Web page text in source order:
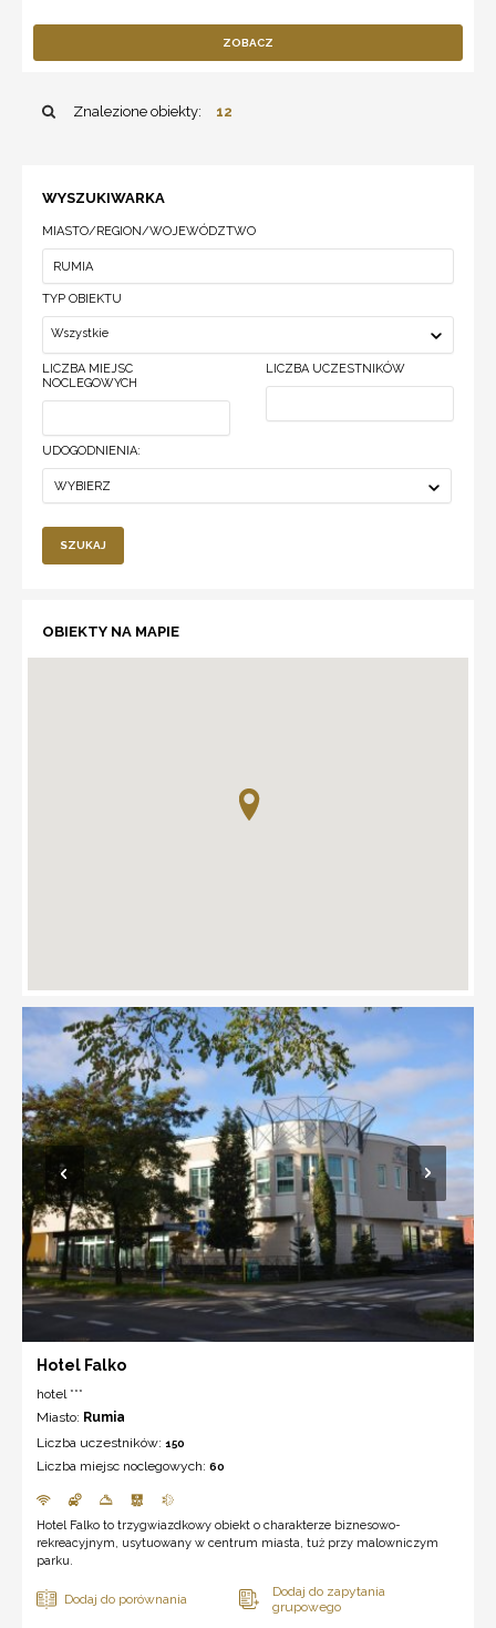
ZOBACZ
Znalezione obiekty: 12
WYSZUKIWARKA
MIASTO/REGION/WOJEWÓDZTWO
TYP OBIEKTU
Wszystkie
LICZBA MIEJSC
NOCLEGOWYCH
LICZBA UCZESTNIKÓW
UDOGODNIENIA:
WYBIERZ
SZUKAJ
OBIEKTY NA MAPIE
Hotel Falko
hotel ***
Miasto: Rumia
Liczba uczestników: 150
Liczba miejsc noclegowych: 60
Hotel Falko to trzygwiazdkowy obiekt o charakterze biznesowo-
rekreacyjnym, usytuowany w centrum miasta, tuż przy malowniczym
parku.